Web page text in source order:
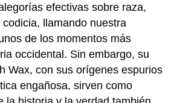
efectivas sobre raza,
llamando nuestra
de los momentos más
occidental. Sin embargo, su
Wax, con sus orígenes espurios
engañosa, sirven como